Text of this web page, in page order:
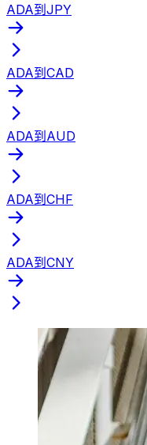
ADA到JPY
ADA到CAD
ADA到AUD
ADA到CHF
ADA到CNY